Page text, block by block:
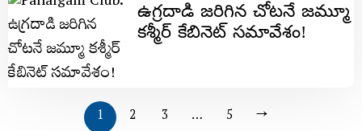
ఉగ్రదాడి జరిగిన చోటనే జమ్మూ
కశ్మీర్ కేబినెట్ సమావేశం!
1 2 3 … 5 →